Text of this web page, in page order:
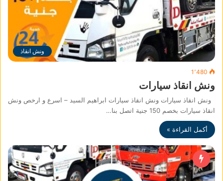
ونش انقاذ
1٬480
ونش انقاذ سيارات
ونش انقاذ سيارات ونش انقاذ سيارات ابراهيم السيد – اسرع و ارخص ونش
انقاذ سيارات بخصم 150 جنية اتصل بنا…
أكمل القراءة »